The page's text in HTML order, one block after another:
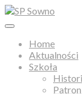
Home
Aktualności
Szkoła